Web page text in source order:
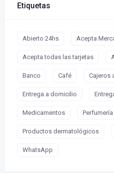
Etiquetas
Abierto 24hs Acepta
Acepta todas las tarjetas
Banco Café Cajeros
Entrega a domicilio
Medicamentos Perfumería
Productos dermatológicos
WhatsApp